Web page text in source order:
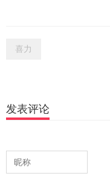
喜力
发表评论